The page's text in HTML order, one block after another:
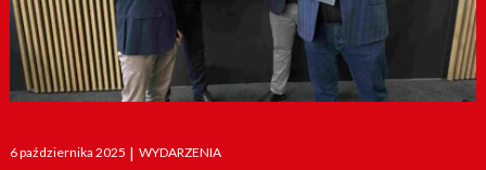
Posted
on
6 października 2025 | WYDARZENIA